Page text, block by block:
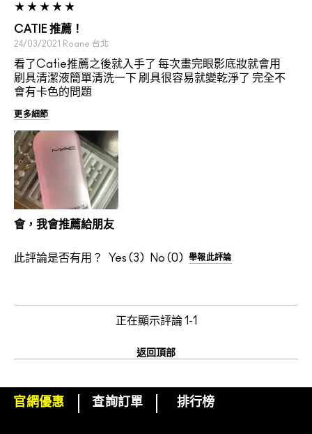
CATIE 推薦！
24/03/2021 Roane 台北
看了Catie推薦之後就入手了 每次畫完眼影底妝就會用
刷具清潔液簡單清洗一下 刷具很容易就變乾淨了 完全不
會有卡色的問題
更多細節
會，我會推薦給朋友
此評論是否有用？ 3 0 舉報此評論
正在顯示評論1-1
返回頂部
下單即可挑選精美小贈品！
官網優惠 查詢訂單 排行榜